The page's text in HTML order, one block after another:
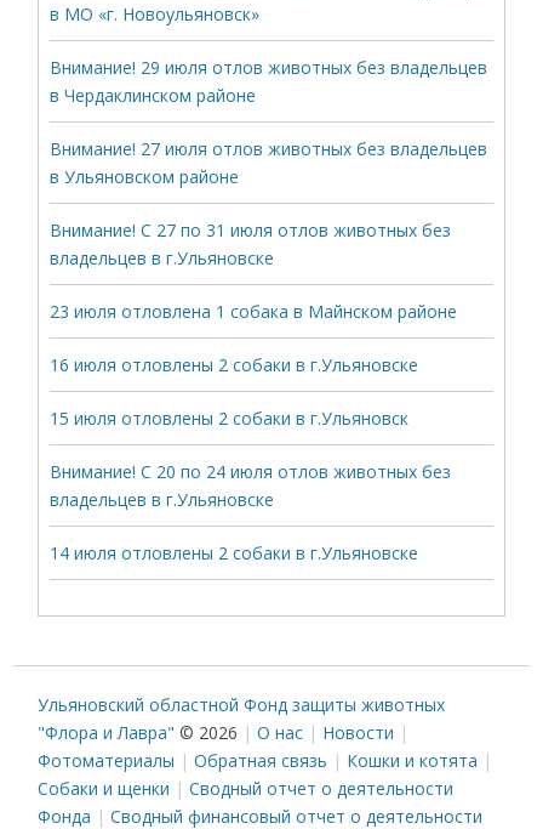
в МО «г. Новоульяновск»
Внимание! 29 июля отлов животных без владельцев
в Чердаклинском районе
Внимание! 27 июля отлов животных без владельцев
в Ульяновском районе
Внимание! С 27 по 31 июля отлов животных без
владельцев в г.Ульяновске
23 июля отловлена 1 собака в Майнском районе
16 июля отловлены 2 собаки в г.Ульяновске
15 июля отловлены 2 собаки в г.Ульяновск
Внимание! С 20 по 24 июля отлов животных без
владельцев в г.Ульяновске
14 июля отловлены 2 собаки в г.Ульяновске
Ульяновский областной Фонд защиты животных
"Флора и Лавра" © 2026 О нас
Новости
Фотоматериалы
Обратная связь
Кошки и котята
Собаки и щенки
Сводный отчет о деятельности
Фонда
Сводный финансовый отчет о деятельности